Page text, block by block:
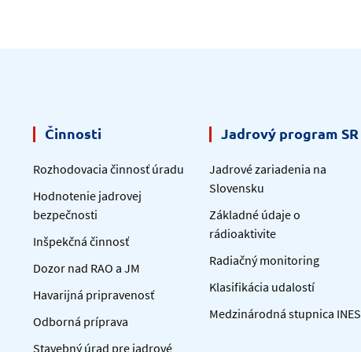
Činnosti
Rozhodovacia činnosť úradu
Hodnotenie jadrovej
bezpečnosti
Inšpekčná činnosť
Dozor nad RAO a JM
Havarijná pripravenosť
Odborná príprava
Stavebný úrad pre jadrové
Jadrový program SR
Jadrové zariadenia na
Slovensku
Základné údaje o
rádioaktivite
Radiačný monitoring
Klasifikácia udalostí
Medzinárodná stupnica INES